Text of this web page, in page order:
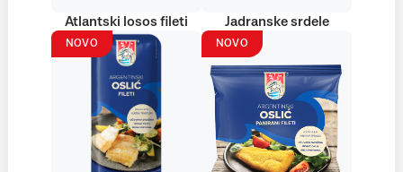
Atlantski losos fileti Jadranske srdele
NOVO NOVO